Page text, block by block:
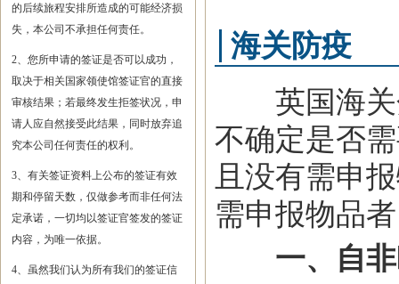
的后续旅程安排所造成的可能经济损
失，本公司不承担任何责任。
2、您所申请的签证是否可以成功，
取决于相关国家领使馆签证官的直接
审核结果；若最终发生拒签状况，申
请人应自然接受此结果，同时放弃追
究本公司任何责任的权利。
3、有关签证资料上公布的签证有效
期和停留天数，仅做参考而非任何法
定承诺，一切均以签证官签发的签证
内容，为唯一依据。
4、虽然我们认为所有我们的签证信
海关防疫
英国海关
不确定是否
且没有需申
需申报物品
一、自